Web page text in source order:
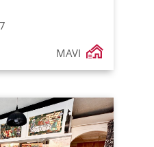
MAVI